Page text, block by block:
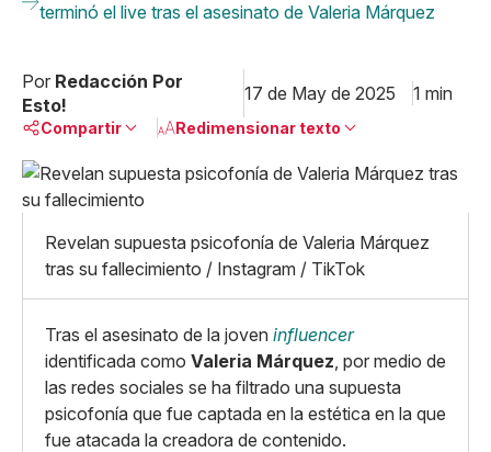
terminó el live tras el asesinato de Valeria Márquez
Por Redacción Por
Esto!
17 de May de 2025 1 min
Compartir
Linkedin
X
Whatsapp
Copiar enlace
Redimensionar texto
Grande
Revelan supuesta psicofonía de Valeria Márquez
tras su fallecimiento / Instagram / TikTok
Tras el asesinato de la joven influencer
identificada como Valeria Márquez, por medio de
las redes sociales se ha filtrado una supuesta
psicofonía que fue captada en la estética en la que
fue atacada la creadora de contenido.